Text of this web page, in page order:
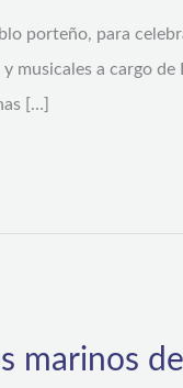
porteño, para
musicales a cargo de
[…]
marinos